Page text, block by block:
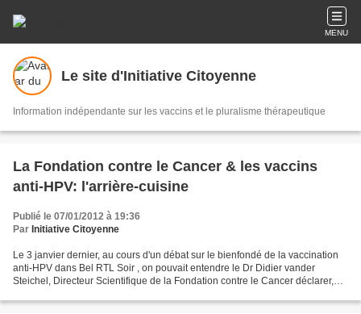
MENU
Le site d'Initiative Citoyenne
Information indépendante sur les vaccins et le pluralisme thérapeutique
La Fondation contre le Cancer & les vaccins
anti-HPV: l'arrière-cuisine
Publié le 07/01/2012 à 19:36
Par Initiative Citoyenne
Le 3 janvier dernier, au cours d'un débat sur le bienfondé de la vaccination
anti-HPV dans Bel RTL Soir , on pouvait entendre le Dr Didier vander
Steichel, Directeur Scientifique de la Fondation contre le Cancer déclarer,